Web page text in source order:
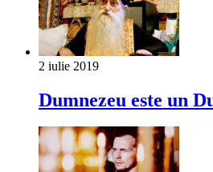
2 iulie 2019
Dumnezeu este un